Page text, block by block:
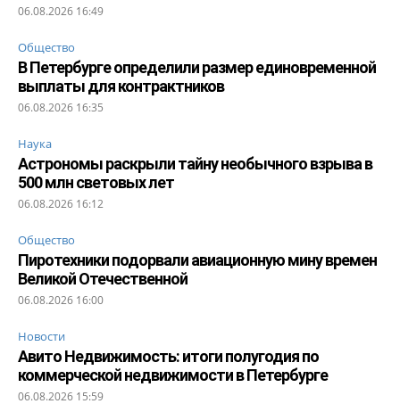
06.08.2026 16:49
Общество
В Петербурге определили размер единовременной
выплаты для контрактников
06.08.2026 16:35
Наука
Астрономы раскрыли тайну необычного взрыва в
500 млн световых лет
06.08.2026 16:12
Общество
Пиротехники подорвали авиационную мину времен
Великой Отечественной
06.08.2026 16:00
Новости
Авито Недвижимость: итоги полугодия по
коммерческой недвижимости в Петербурге
06.08.2026 15:59